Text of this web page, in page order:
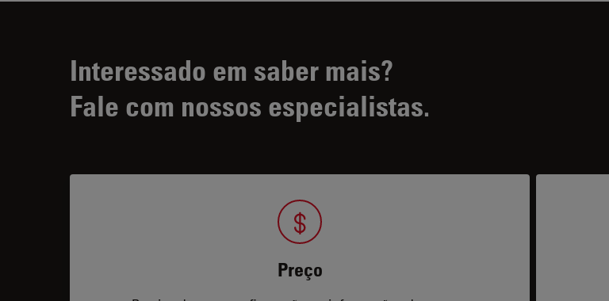
Interessado em saber mais?
Fale com nossos especialistas.
Preço